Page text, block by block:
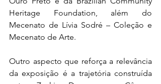
Heritage Foundation, além do
Mecenato de Lívia Sodré – Coleção e
Mecenato de Arte.
Outro aspecto que reforça a relevância
da exposição é a trajetória construída